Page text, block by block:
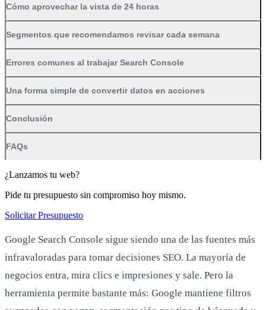
Cómo aprovechar la vista de 24 horas
Segmentos que recomendamos revisar cada semana
Errores comunes al trabajar Search Console
Una forma simple de convertir datos en acciones
Conclusión
FAQs
¿Lanzamos tu web?
Pide tu presupuesto sin compromiso hoy mismo.
Solicitar Presupuesto
Google Search Console sigue siendo una de las fuentes más
infravaloradas para tomar decisiones SEO. La mayoría de
negocios entra, mira clics e impresiones y sale. Pero la
herramienta permite bastante más: Google mantiene filtros